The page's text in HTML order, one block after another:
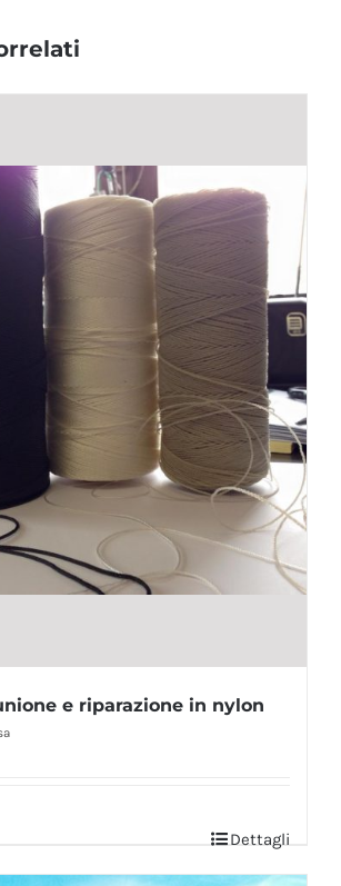
e riparazione in nylon
Dettagli